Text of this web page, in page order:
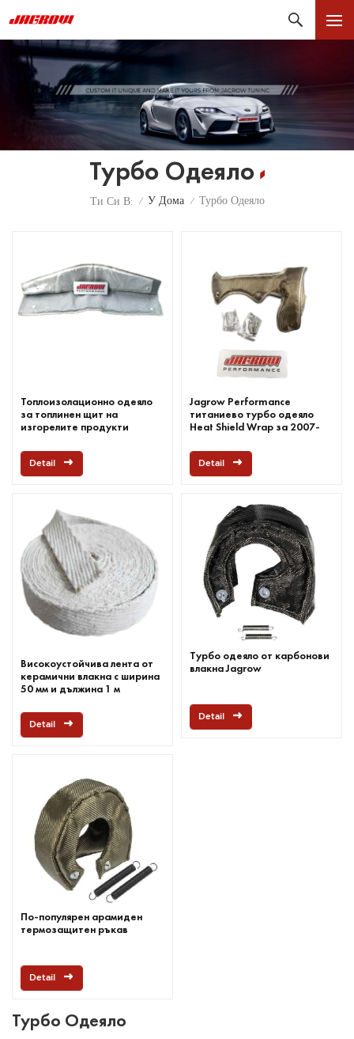
Турбо Одеяло
Ти Си В: / У Дома / Турбо Одеяло
Топлоизолационно одеяло
за топлинен щит на
изгорелите продукти
Detail
Jagrow Performance
титаниево турбо одеяло
Heat Shield Wrap за 2007-
Detail
Високоустойчива лента от
керамични влакна с ширина
50 мм и дължина 1 м
Detail
Турбо одеяло от карбонови
влакна Jagrow
Detail
По-популярен арамиден
термозащитен ръкав
Detail
Турбо Одеяло